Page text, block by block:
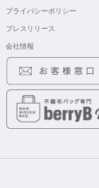
プライバシーポリシー
プレスリリース
会社情報